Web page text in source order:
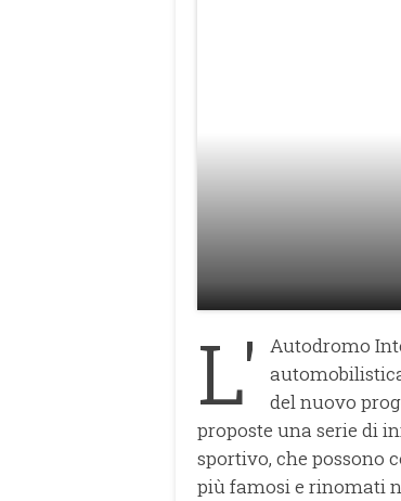
L'
Autodromo
del nuovo
proposte una serie di
sportivo, che possono
più famosi e rinomati